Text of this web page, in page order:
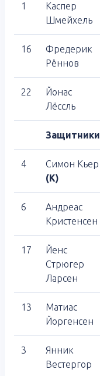
1
Каспер
Шмейхель
16
Фредерик
Рённов
22
Йонас
Лёссль
Защитники
4
Симон Кьер
(К)
6
Андреас
Кристенсен
17
Йенс
Стрюгер
Ларсен
13
Матиас
Йоргенсен
3
Янник
Вестергор